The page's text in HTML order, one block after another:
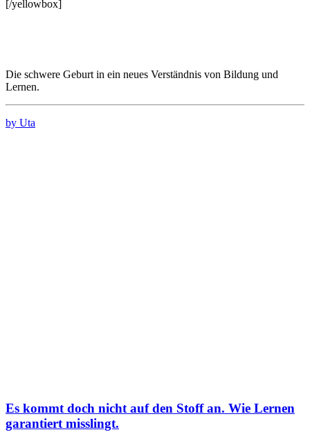
[/yellowbox]
Die schwere Geburt in ein neues Verständnis von Bildung und
Lernen.
by Uta
Es kommt doch nicht auf den Stoff an. Wie Lernen
garantiert misslingt.